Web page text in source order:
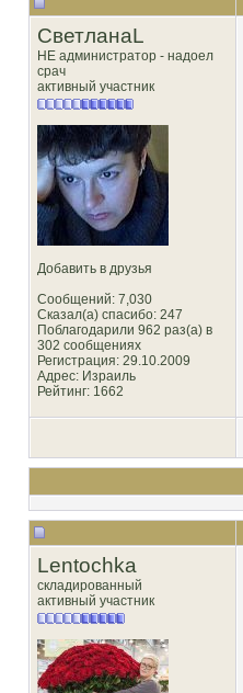
СветланаL
НЕ администратор - надоел
срач
активный участник
Добавить в друзья
Сообщений: 7,030
Сказал(а) спасибо: 247
Поблагодарили 962 раз(а) в
302 сообщениях
Регистрация: 29.10.2009
Адрес: Израиль
Рейтинг: 1662
Lentochka
складированный
активный участник